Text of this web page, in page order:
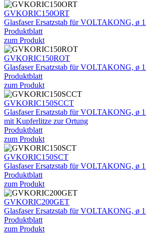
GVKORIC150ORT
Glasfaser Ersatzstab für VOLTAKONG, ø
Produktblatt
zum Produkt
GVKORIC150ROT
Glasfaser Ersatzstab für VOLTAKONG, ø
Produktblatt
zum Produkt
GVKORIC150SCCT
Glasfaser Ersatzstab für VOLTAKONG, ø
mit Kupferlitze zur Ortung
Produktblatt
zum Produkt
GVKORIC150SCT
Glasfaser Ersatzstab für VOLTAKONG, ø
Produktblatt
zum Produkt
GVKORIC200GET
Glasfaser Ersatzstab für VOLTAKONG, ø
Produktblatt
zum Produkt